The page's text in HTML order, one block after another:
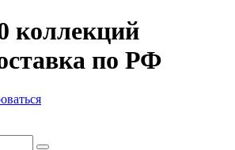
коллекций
по РФ